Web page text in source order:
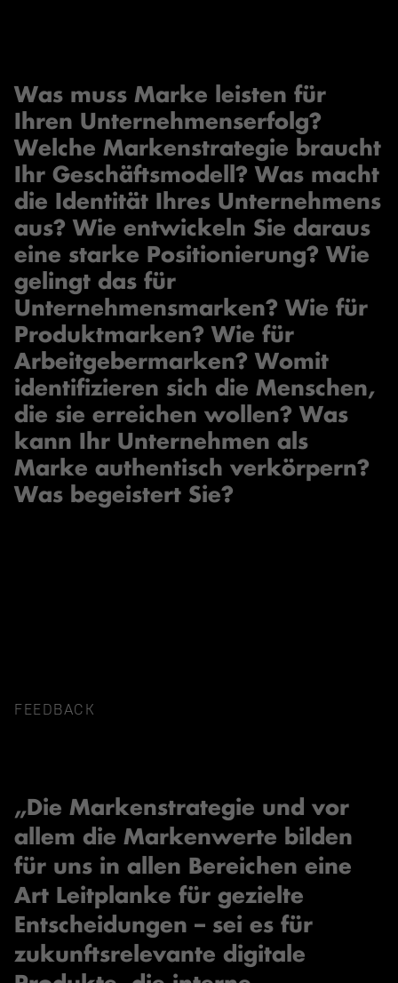
Was muss Marke leisten für
Ihren Unternehmenserfolg?
Welche Markenstrategie braucht
Ihr Geschäftsmodell? Was macht
die Identität Ihres Unternehmens
aus? Wie entwickeln Sie daraus
eine starke Positionierung? Wie
gelingt das für
Unternehmensmarken? Wie für
Produktmarken? Wie für
Arbeitgebermarken? Womit
identifizieren sich die Menschen,
die sie erreichen wollen? Was
kann Ihr Unternehmen als
Marke authentisch verkörpern?
Was begeistert Sie?
FEEDBACK
„Die Markenstrategie und vor
allem die Markenwerte bilden
für uns in allen Bereichen eine
Art Leitplanke für gezielte
Entscheidungen – sei es für
zukunftsrelevante digitale